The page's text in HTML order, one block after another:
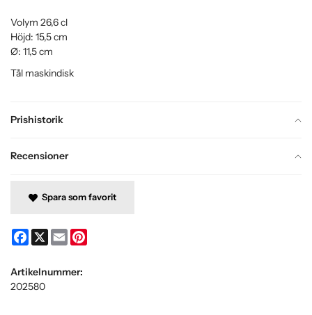
Prishistorik
Recensioner
Volym 26,6 cl
Höjd: 15,5 cm
Ø: 11,5 cm
Tål maskindisk
Spara som favorit
Facebook
X Email
Artikelnummer:
202580